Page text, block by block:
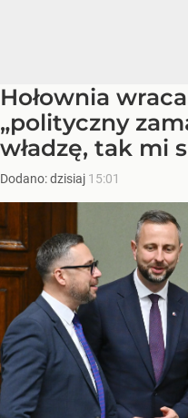
Hołownia
„polityczny
władzę, tak mi
Dodano:dzisiaj 15:01